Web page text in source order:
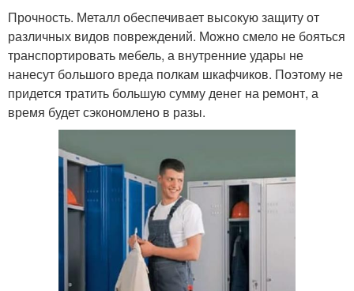
Прочность. Металл обеспечивает высокую защиту от
различных видов повреждений. Можно смело не бояться
транспортировать мебель, а внутренние удары не
нанесут большого вреда полкам шкафчиков. Поэтому не
придется тратить большую сумму денег на ремонт, а
время будет сэкономлено в разы.